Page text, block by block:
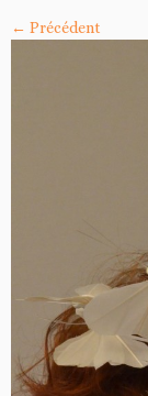
← Précédent